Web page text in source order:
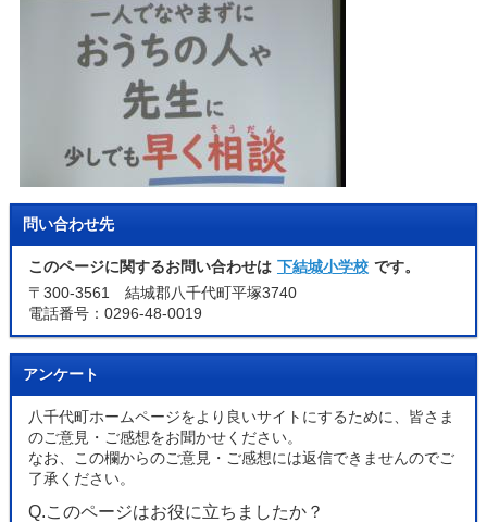
問い合わせ先
このページに関するお問い合わせは 下結城小学校 です。
〒300-3561 結城郡八千代町平塚3740
電話番号：0296-48-0019
アンケート
八千代町ホームページをより良いサイトにするために、皆さま
のご意見・ご感想をお聞かせください。
なお、この欄からのご意見・ご感想には返信できませんのでご
了承ください。
Q.このページはお役に立ちましたか？